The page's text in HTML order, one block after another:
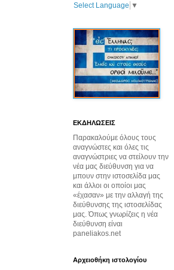
Select Language ▼
ΕΚΔΗΛΩΣΕΙΣ
Παρακαλούμε όλους τους
αναγνώστες και όλες τις
αναγνώστριες να στείλουν την
νέα μας διεύθυνση για να
μπουν στην ιστοσελίδα μας
και άλλοι οι οποίοι μας
«έχασαν» με την αλλαγή της
διεύθυνσης της ιστοσελίδας
μας. Όπως γνωρίζεις η νέα
διεύθυνση είναι
paneliakos.net
Αρχειοθήκη ιστολογίου